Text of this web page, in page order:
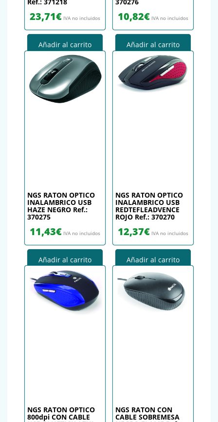
23,71€ IVA no incluidos
Añadir al carrito
10,82€ IVA no incluidos
Añadir al carrito
NGS RATON OPTICO
INALAMBRICO USB
HAZE NEGRO Ref.:
370275
11,43€ IVA no incluidos
Añadir al carrito
NGS RATON OPTICO
INALAMBRICO USB
REDTEFLEADVENCE
ROJO Ref.: 370270
12,37€ IVA no incluidos
Añadir al carrito
NGS RATON OPTICO
800dpi CON CABLE
NGS RATON CON
CABLE SOBREMESA